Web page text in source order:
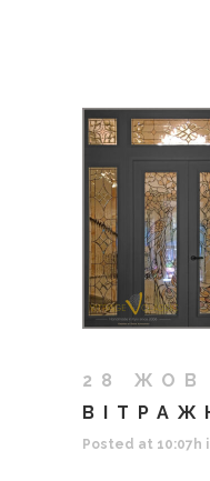
28 ЖОВ
Posted at 10:07h